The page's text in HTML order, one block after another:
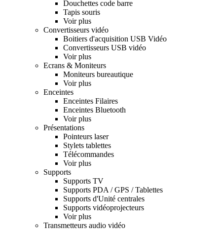
Douchettes code barre
Tapis souris
Voir plus
Convertisseurs vidéo
Boitiers d'acquisition USB Vidéo
Convertisseurs USB vidéo
Voir plus
Ecrans & Moniteurs
Moniteurs bureautique
Voir plus
Enceintes
Enceintes Filaires
Enceintes Bluetooth
Voir plus
Présentations
Pointeurs laser
Stylets tablettes
Télécommandes
Voir plus
Supports
Supports TV
Supports PDA / GPS / Tablettes
Supports d'Unité centrales
Supports vidéoprojecteurs
Voir plus
Transmetteurs audio vidéo